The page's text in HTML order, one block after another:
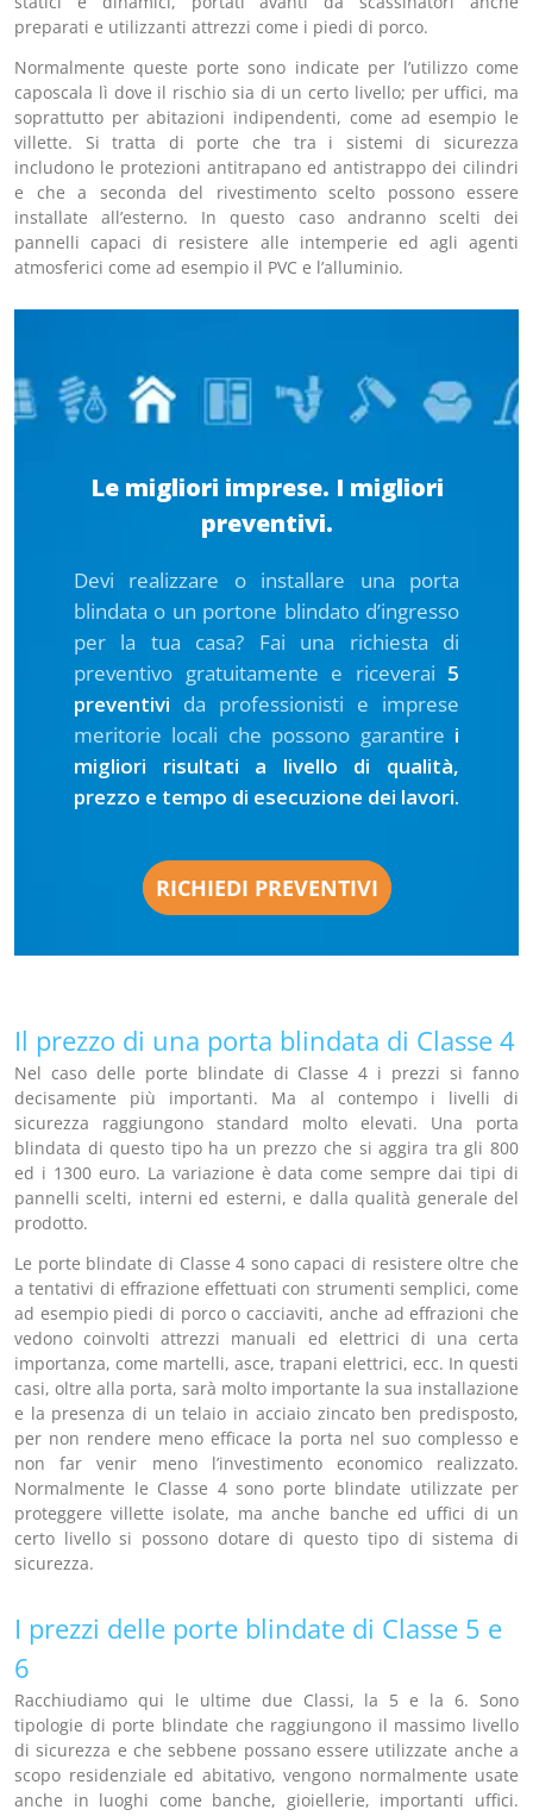
preparati e utilizzanti attrezzi come i piedi di porco.
Normalmente queste porte sono indicate per l’utilizzo come
caposcala lì dove il rischio sia di un certo livello; per uffici, ma
soprattutto per abitazioni indipendenti, come ad esempio le
villette. Si tratta di porte che tra i sistemi di sicurezza
includono le protezioni antitrapano ed antistrappo dei cilindri
e che a seconda del rivestimento scelto possono essere
installate all’esterno. In questo caso andranno scelti dei
pannelli capaci di resistere alle intemperie ed agli agenti
atmosferici come ad esempio il PVC e l’alluminio.
Le migliori imprese. I migliori
preventivi.
Devi realizzare o installare una porta
blindata o un portone blindato d’ingresso
per la tua casa? Fai una richiesta di
preventivo gratuitamente e riceverai 5
preventivi da professionisti e imprese
meritorie locali che possono garantire i
migliori risultati a livello di qualità,
prezzo e tempo di esecuzione dei lavori.
RICHIEDI PREVENTIVI
Il prezzo di una porta blindata di Classe 4
Nel caso delle porte blindate di Classe 4 i prezzi si fanno
decisamente più importanti. Ma al contempo i livelli di
sicurezza raggiungono standard molto elevati. Una porta
blindata di questo tipo ha un prezzo che si aggira tra gli 800
ed i 1300 euro. La variazione è data come sempre dai tipi di
pannelli scelti, interni ed esterni, e dalla qualità generale del
prodotto.
Le porte blindate di Classe 4 sono capaci di resistere oltre che
a tentativi di effrazione effettuati con strumenti semplici, come
ad esempio piedi di porco o cacciaviti, anche ad effrazioni che
vedono coinvolti attrezzi manuali ed elettrici di una certa
importanza, come martelli, asce, trapani elettrici, ecc. In questi
casi, oltre alla porta, sarà molto importante la sua installazione
e la presenza di un telaio in acciaio zincato ben predisposto,
per non rendere meno efficace la porta nel suo complesso e
non far venir meno l’investimento economico realizzato.
Normalmente le Classe 4 sono porte blindate utilizzate per
proteggere villette isolate, ma anche banche ed uffici di un
certo livello si possono dotare di questo tipo di sistema di
sicurezza.
I prezzi delle porte blindate di Classe 5 e
6
Racchiudiamo qui le ultime due Classi, la 5 e la 6. Sono
tipologie di porte blindate che raggiungono il massimo livello
di sicurezza e che sebbene possano essere utilizzate anche a
scopo residenziale ed abitativo, vengono normalmente usate
anche in luoghi come banche, gioiellerie, importanti uffici.